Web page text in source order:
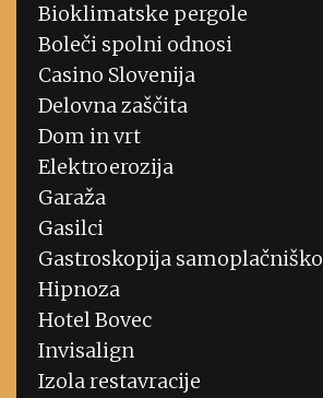
Bioklimatske pergole
Boleči spolni odnosi
Casino Slovenija
Delovna zaščita
Dom in vrt
Elektroerozija
Garaža
Gasilci
Gastroskopija samoplačniško
Hipnoza
Hotel Bovec
Invisalign
Izola restavracije